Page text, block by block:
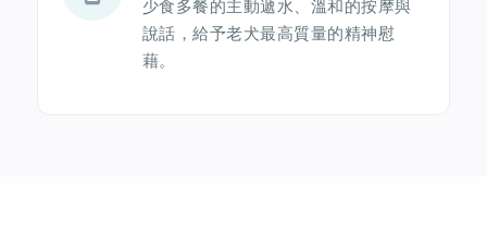
少食多餐的主動遞水、溫和的按摩與
說話，給予老犬最高質量的精神慰
藉。